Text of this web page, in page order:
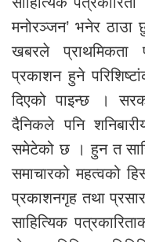
मनोरञ्जन’ भनेर ठाउा
खबरले प्राथमिकता
प्रकाशन हुने
दिएको पाइन्छ ।
दैनिकले पनि
समेटेको छ । हुन त
समाचारको महत्वको
प्रकाशनगृह तथा
साहित्यिक